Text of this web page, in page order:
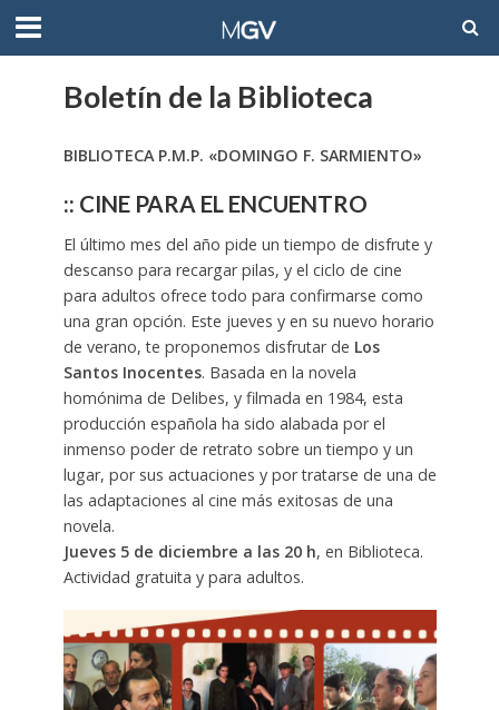
Boletín de la Biblioteca
BIBLIOTECA P.M.P. «DOMINGO F. SARMIENTO»
:: CINE PARA EL ENCUENTRO
El último mes del año pide un tiempo de disfrute y
descanso para recargar pilas, y el ciclo de cine
para adultos ofrece todo para confirmarse como
una gran opción. Este jueves y en su nuevo horario
de verano, te proponemos disfrutar de Los
Santos Inocentes. Basada en la novela
homónima de Delibes, y filmada en 1984, esta
producción española ha sido alabada por el
inmenso poder de retrato sobre un tiempo y un
lugar, por sus actuaciones y por tratarse de una de
las adaptaciones al cine más exitosas de una
novela.
Jueves 5 de diciembre a las 20 h, en Biblioteca.
Actividad gratuita y para adultos.